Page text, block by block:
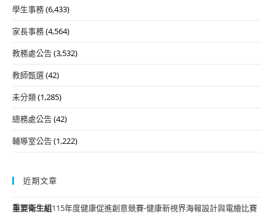
學生事務(6,433)
家長事務(4,564)
教務處公告(3,532)
教師甄選(42)
未分類(1,285)
總務處公告(42)
輔導室公告(1,222)
近期文章
重要衛生組115年度健康促進創意競賽-健康新視界海報設計與電繪比賽